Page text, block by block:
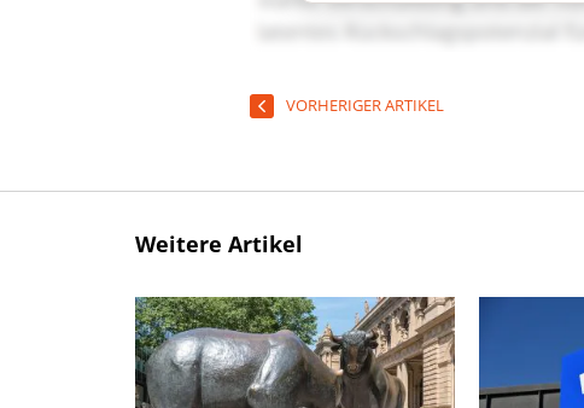
VORHERIGER ARTIKEL
Weitere Artikel